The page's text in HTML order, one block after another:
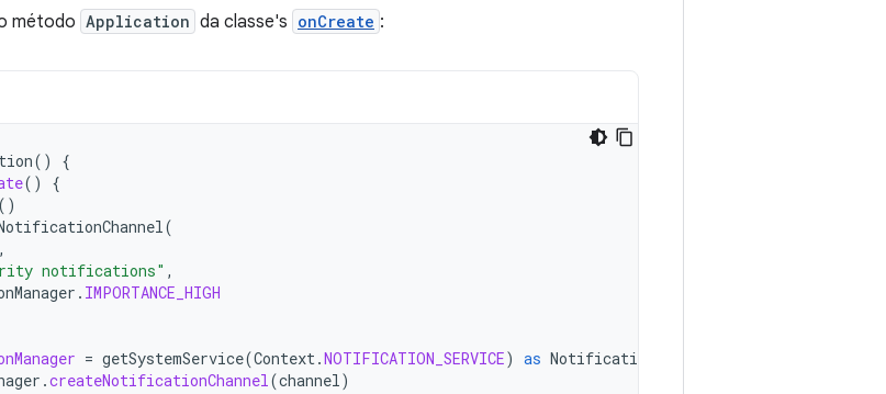
método Application da classe's onCreate :
()
{
()
{
()
(
,
notifications" ,
. IMPORTANCE_HIGH
= getSystemService(Context.NOTIFICATION_SERVICE) as NotificationManager
.createNotificationChannel(channel)